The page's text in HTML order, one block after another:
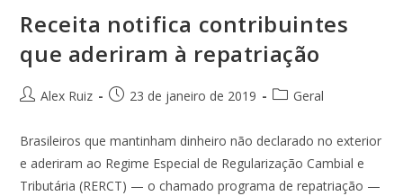
Receita notifica contribuintes
que aderiram à repatriação
Alex Ruiz 23 de janeiro de 2019 Geral
Brasileiros que mantinham dinheiro não declarado no exterior
e aderiram ao Regime Especial de Regularização Cambial e
Tributária (RERCT) — o chamado programa de repatriação —